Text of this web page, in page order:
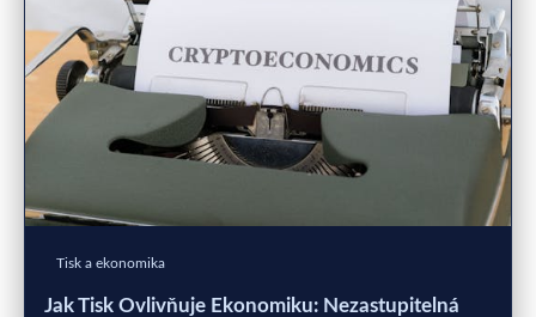
Tisk a ekonomika
Jak Tisk Ovlivňuje Ekonomiku: Nezastupitelná